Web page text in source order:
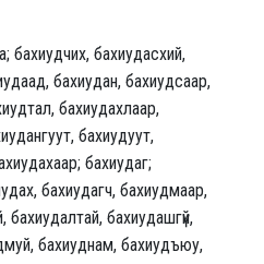
бахиудчих, бахиудасхий,
бахиудан, бахиудсаар,
бахиудахлаар,
бахиудуут,
бахиудаг;
бахиудагч, бахиудмаар,
бахиудашгүй,
бахиуднам, бахиудъюу,